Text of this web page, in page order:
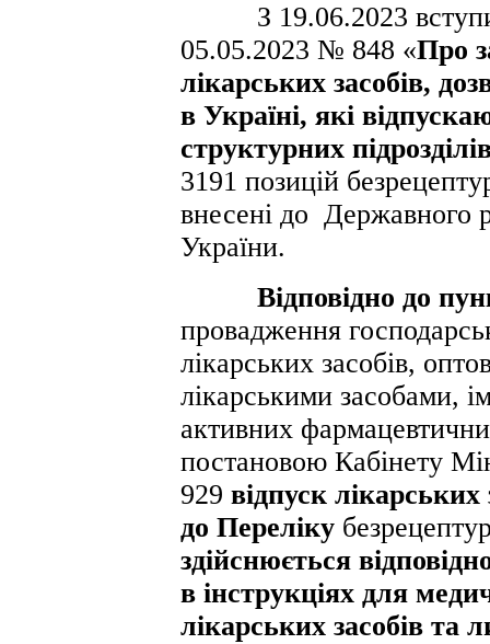
З 19.06.2023
05.05.2023 № 848 «Про
лікарських засобів,
в Україні, які
структурних
3191 позицій
внесені до Державного
України.
Відповідно до
провадження
лікарських засобів,
лікарськими засобами,
активних
постановою Кабінету
929 відпуск
до Переліку
здійснюється
в інструкціях для
лікарських засобів та